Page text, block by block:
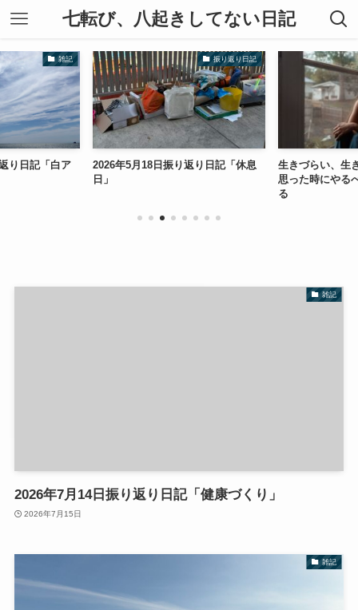
七転び、八起きしてない日記
雑記
り日記「白ア
振り返り日記
2026年5月18日振り返り日記「休息
日」
生きづらい、生
思った時にやる
る
雑記
2026年7月14日振り返り日記「健康づくり」
2026年7月15日
雑記